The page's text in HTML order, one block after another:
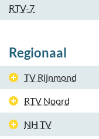
RTV-7
Regionaal
TV Rijnmond
RTV Noord
NH TV